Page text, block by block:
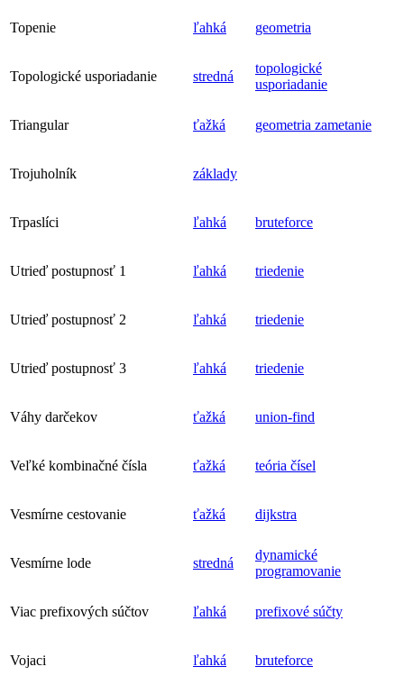
Topenie ľahká geometria
Topologické usporiadanie stredná
topologické
usporiadanie
Triangular ťažká geometria zametanie
Trojuholník základy
Trpaslíci ľahká bruteforce
Utrieď postupnosť 1 ľahká triedenie
Utrieď postupnosť 2 ľahká triedenie
Utrieď postupnosť 3 ľahká triedenie
Váhy darčekov ťažká union-find
Veľké kombinačné čísla ťažká teória čísel
Vesmírne cestovanie ťažká dijkstra
Vesmírne lode stredná
dynamické
programovanie
Viac prefixových súčtov ľahká prefixové súčty
Vojaci ľahká bruteforce